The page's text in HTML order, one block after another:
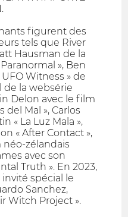
figurent des
tels que River
Hausman de la
», Ben
Witness » de
de la websérie
Delon avec le film
Mal », Carlos
« La Luz Mala »,
« After Contact »,
néo-zélandais
avec son
Truth ». En 2023,
spécial le
Sanchez,
Witch Project ».